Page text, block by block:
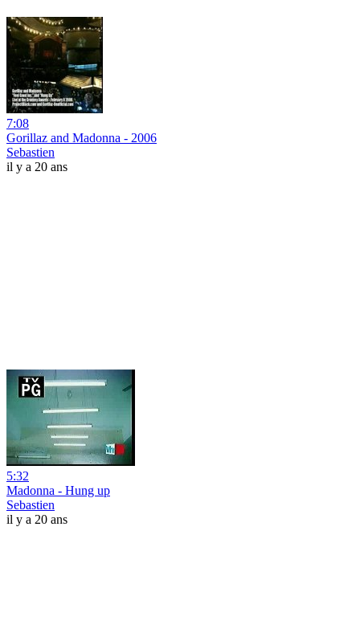
7:08
Gorillaz and Madonna - 2006
Sebastien
il y a 20 ans
5:32
Madonna - Hung up
Sebastien
il y a 20 ans